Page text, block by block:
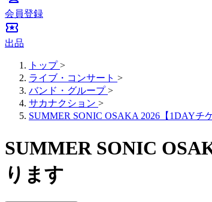
会員登録
local_activity
出品
トップ >
ライブ・コンサート >
バンド・グループ >
サカナクション >
SUMMER SONIC OSAKA 2026【1DAYチ
SUMMER SONIC
ります